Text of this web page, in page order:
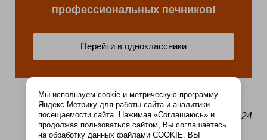
профессиональных печников!
Перейти в одноклассники
13.09.2024
Мы используем cookie и метрическую программу
Яндекс.Метрику для работы сайта и аналитики
посещаемости сайта. Нажимая «Соглашаюсь» и
продолжая пользоваться сайтом, Вы соглашаетесь
на обработку данных файлами COOKIE. ВЫ